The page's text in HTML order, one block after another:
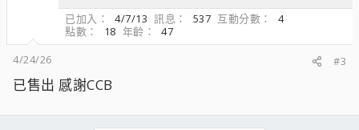
已加入
4/7/13 訊息 537 互動分數
4
點數
18 年齡
47
4/24/26
#3
已售出 感謝CCB